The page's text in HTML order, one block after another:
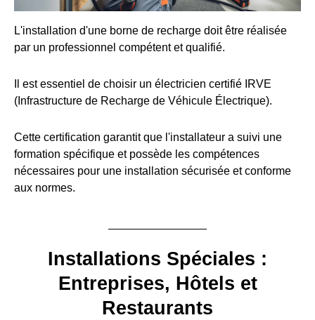
L'installation d'une borne de recharge doit être réalisée
par un professionnel compétent et qualifié.
Il est essentiel de choisir un électricien certifié IRVE
(Infrastructure de Recharge de Véhicule Électrique).
Cette certification garantit que l'installateur a suivi une
formation spécifique et possède les compétences
nécessaires pour une installation sécurisée et conforme
aux normes.
Installations Spéciales :
Entreprises, Hôtels et
Restaurants